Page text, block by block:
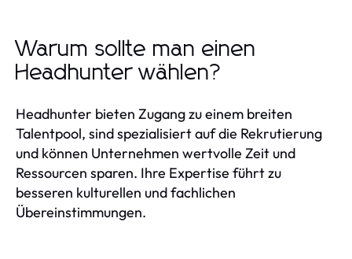
Warum sollte man einen
Headhunter wählen?
Headhunter bieten Zugang zu einem breiten
Talentpool, sind spezialisiert auf die Rekrutierung
und können Unternehmen wertvolle Zeit und
Ressourcen sparen. Ihre Expertise führt zu
besseren kulturellen und fachlichen
Übereinstimmungen.